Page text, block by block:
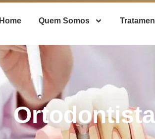
Home Quem Somos